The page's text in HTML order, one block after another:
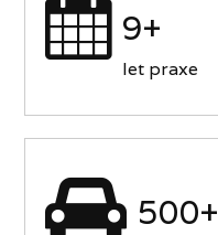
9+
let praxe
500+